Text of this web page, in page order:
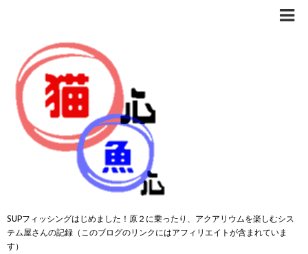
SUPフィッシングはじめました！原２に乗ったり、アクアリウムを楽しむシス
テム屋さんの記録（このブログのリンクにはアフィリエイトが含まれていま
す）